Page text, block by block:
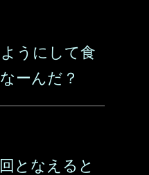
うにして食
ーんだ？
となえると